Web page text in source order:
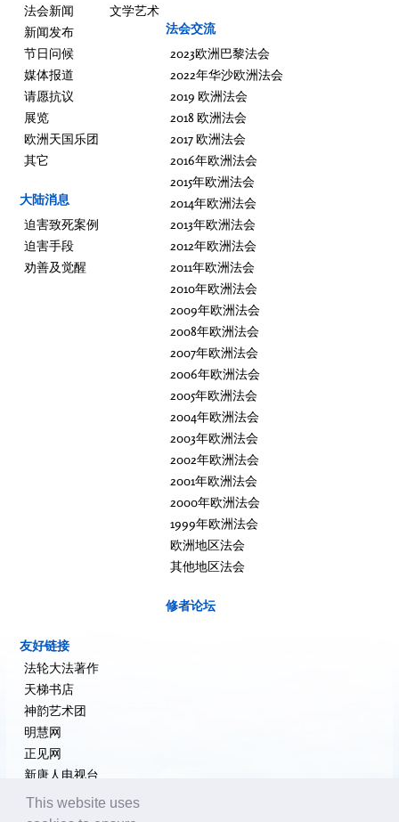
法会新闻
新闻发布
节日问候
媒体报道
请愿抗议
展览
欧洲天国乐团
其它
大陆消息
迫害致死案例
迫害手段
劝善及觉醒
文学艺术
法会交流
2023欧洲巴黎法会
2022年华沙欧洲法会
2019 欧洲法会
2018 欧洲法会
2017 欧洲法会
2016年欧洲法会
2015年欧洲法会
2014年欧洲法会
2013年欧洲法会
2012年欧洲法会
2011年欧洲法会
2010年欧洲法会
2009年欧洲法会
2008年欧洲法会
2007年欧洲法会
2006年欧洲法会
2005年欧洲法会
2004年欧洲法会
2003年欧洲法会
2002年欧洲法会
2001年欧洲法会
2000年欧洲法会
1999年欧洲法会
欧洲地区法会
其他地区法会
修者论坛
友好链接
法轮大法著作
天梯书店
神韵艺术团
明慧网
正见网
新唐人电视台
大纪元新闻网
希望之声
This website uses